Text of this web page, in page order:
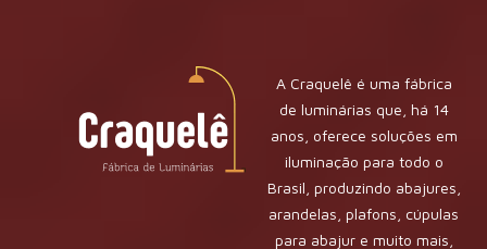
A Craquelê é uma fábrica
de luminárias que, há 14
anos, oferece soluções em
iluminação para todo o
Brasil, produzindo abajures,
arandelas, plafons, cúpulas
para abajur e muito mais,